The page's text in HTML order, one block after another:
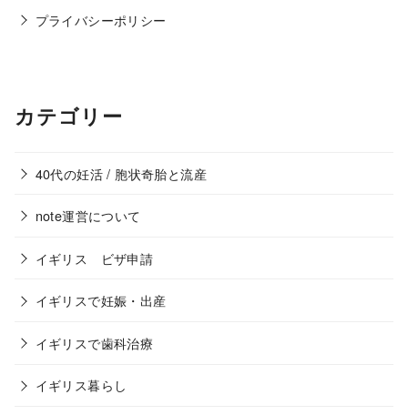
プライバシーポリシー
カテゴリー
40代の妊活 / 胞状奇胎と流産
note運営について
イギリス ビザ申請
イギリスで妊娠・出産
イギリスで歯科治療
イギリス暮らし